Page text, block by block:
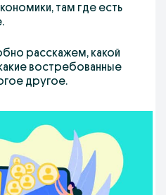
там где есть
расскажем, какой
востребованные
другое.